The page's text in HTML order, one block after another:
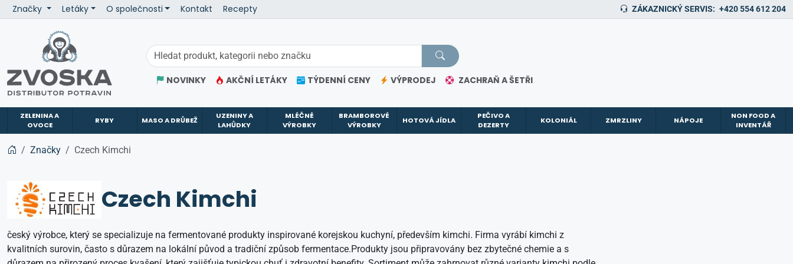
Značky Letáky O společnosti Kontakt Recepty ZÁKAZNICKÝ SERVIS: +420 554 612 204
NOVINKY AKČNÍ LETÁKY TÝDENNÍ CENY VÝPRODEJ ZACHRAŇ A ŠETŘI
ZELENINA A
OVOCE
RYBY MASO A DRŮBEŽ
UZENINY A
LAHŮDKY
MLÉČNÉ
VÝROBKY
BRAMBOROVÉ
VÝROBKY
HOTOVÁ JÍDLA
PEČIVO A
DEZERTY
KOLONIÁL ZMRZLINY NÁPOJE
NON FOOD A
INVENTÁŘ
Značky Czech Kimchi
Czech Kimchi
český výrobce, který se specializuje na fermentované produkty inspirované korejskou kuchyní, především kimchi. Firma vyrábí kimchi z
kvalitních surovin, často s důrazem na lokální původ a tradiční způsob fermentace.Produkty jsou připravovány bez zbytečné chemie a s